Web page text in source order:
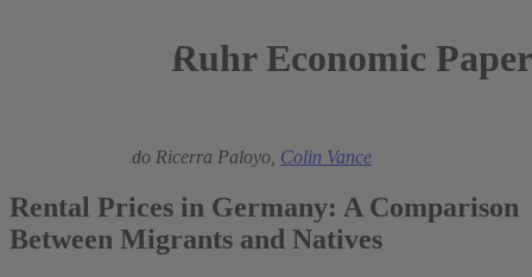
Ruhr Economic
Alfredo Ricerra Paloyo, Colin Vance
Rental Prices in Germany: A Comparison
Between Migrants and Natives